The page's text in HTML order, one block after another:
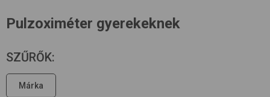
Pulzoximéter gyerekeknek
SZŰRŐK:
Márka